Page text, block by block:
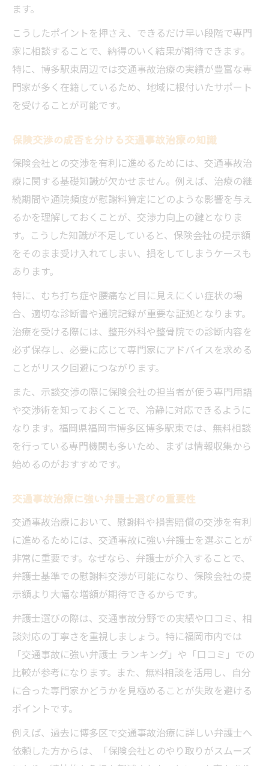
性
交通事故治療で保険会社への対応を任せる
利点
交通事故治療の適正慰謝料を引き出す方法
交通事故治療の通院記録が慰謝料に与える
交通事故治療後の適正慰謝料を得る交渉法
交通事故治療の弁護士基準とは何かを解説
交通事故治療で保険会社と交渉する注意点
交通事故治療後の慰謝料増額事例に学ぶ対
交渉で差がつく交通事故治療後の実践策
交通事故治療の証拠保全が交渉に有利な理
由
交通事故治療経験者が語る交渉成功のコツ
交通事故治療後の慰謝料請求で失敗しない
方法
交通事故治療の相談先選びが示談金に影響
慰謝料増額を目指す保険交渉の進め方ガイド
交通事故治療で慰謝料増額を実現する交渉
術
交通事故治療と保険会社対応の流れを解説
交通事故治療で弁護士に依頼する判断基準
交通事故治療後の相談先で変わる慰謝料額
ます。
こうしたポイントを押さえ、できるだけ早い段階で専門
家に相談することで、納得のいく結果が期待できます。
特に、博多駅東周辺では交通事故治療の実績が豊富な専
門家が多く在籍しているため、地域に根付いたサポート
を受けることが可能です。
保険交渉の成否を分ける交通事故治療の知識
保険会社との交渉を有利に進めるためには、交通事故治
療に関する基礎知識が欠かせません。例えば、治療の継
続期間や通院頻度が慰謝料算定にどのような影響を与え
るかを理解しておくことが、交渉力向上の鍵となりま
す。こうした知識が不足していると、保険会社の提示額
をそのまま受け入れてしまい、損をしてしまうケースも
あります。
特に、むち打ち症や腰痛など目に見えにくい症状の場
合、適切な診断書や通院記録が重要な証拠となります。
治療を受ける際には、整形外科や整骨院での診断内容を
必ず保存し、必要に応じて専門家にアドバイスを求める
ことがリスク回避につながります。
また、示談交渉の際に保険会社の担当者が使う専門用語
や交渉術を知っておくことで、冷静に対応できるように
なります。福岡県福岡市博多区博多駅東では、無料相談
を行っている専門機関も多いため、まずは情報収集から
始めるのがおすすめです。
交通事故治療に強い弁護士選びの重要性
交通事故治療において、慰謝料や損害賠償の交渉を有利
に進めるためには、交通事故に強い弁護士を選ぶことが
非常に重要です。なぜなら、弁護士が介入することで、
弁護士基準での慰謝料交渉が可能になり、保険会社の提
示額より大幅な増額が期待できるからです。
弁護士選びの際は、交通事故分野での実績や口コミ、相
談対応の丁寧さを重視しましょう。特に福岡市内では
「交通事故に強い弁護士 ランキング」や「口コミ」での
比較が参考になります。また、無料相談を活用し、自分
に合った専門家かどうかを見極めることが失敗を避ける
ポイントです。
例えば、過去に博多区で交通事故治療に詳しい弁護士へ
依頼した方からは、「保険会社とのやり取りがスムーズ